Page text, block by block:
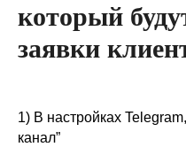
который
заявки
1) В настройках
канал”